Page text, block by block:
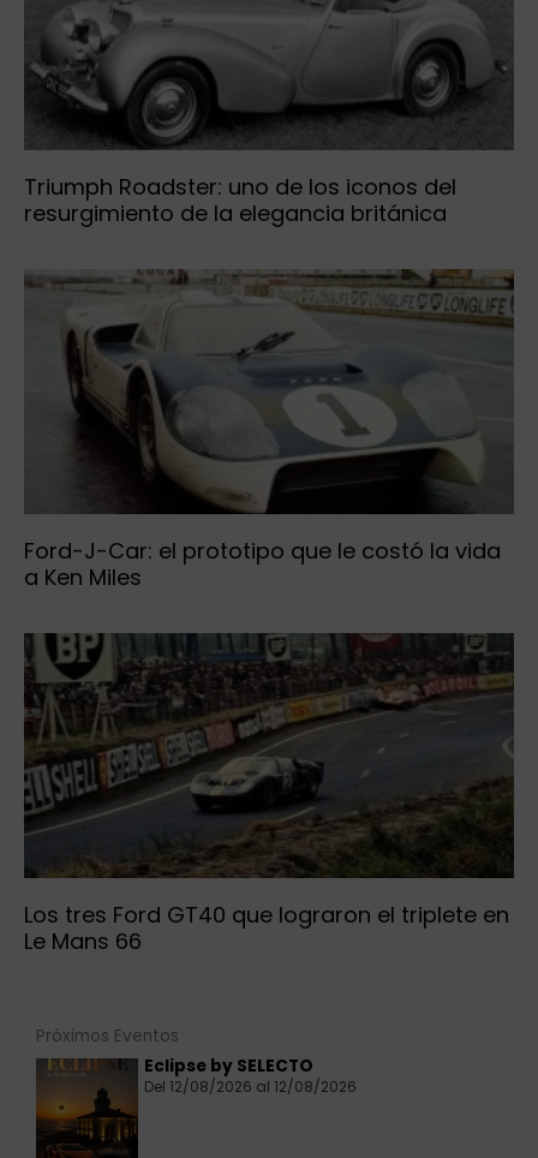
Triumph Roadster: uno de los iconos del
resurgimiento de la elegancia británica
Ford-J-Car: el prototipo que le costó la vida
a Ken Miles
Los tres Ford GT40 que lograron el triplete en
Le Mans 66
Próximos Eventos
Eclipse by SELECTO
Del 12/08/2026 al 12/08/2026